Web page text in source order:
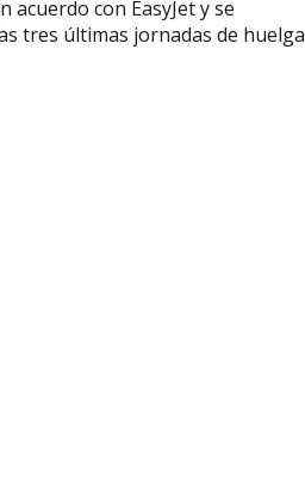
acuerdo con EasyJet y se
tres últimas jornadas de huelga